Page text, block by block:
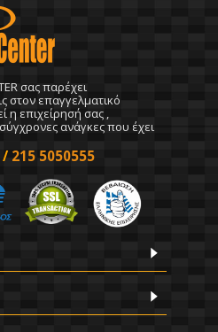
σας παρέχει
στον επαγγελματικό
η επιχείρησή σας ,
ανάγκες που έχει
/ 215 5050555